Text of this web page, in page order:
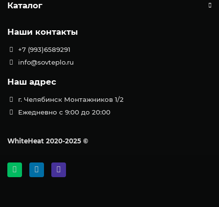
Каталог
Наши контакты
+7 (993)6589291
info@sovteplo.ru
Наш адрес
г. Челябинск Монтажников 1/2
Ежедневно с 9:00 до 20:00
WhiteHeat 2020-2025 ©